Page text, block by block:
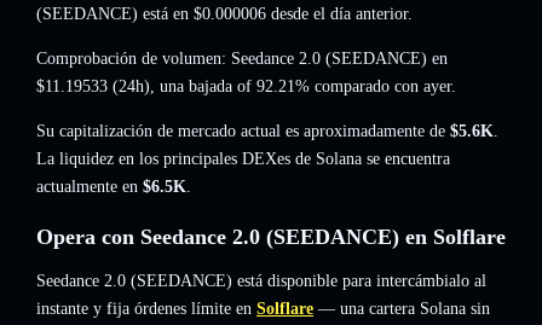
(SEEDANCE) está en $0.000006 desde el día anterior.
Comprobación de volumen: Seedance 2.0 (SEEDANCE) en
$11.19533 (24h), una bajada of 92.21% comparado con ayer.
Su capitalización de mercado actual es aproximadamente de $5.6K.
La liquidez en los principales DEXes de Solana se encuentra
actualmente en $6.5K.
Opera con Seedance 2.0 (SEEDANCE) en Solflare
Seedance 2.0 (SEEDANCE) está disponible para intercámbialo al
instante y fija órdenes límite en Solflare — una cartera Solana sin